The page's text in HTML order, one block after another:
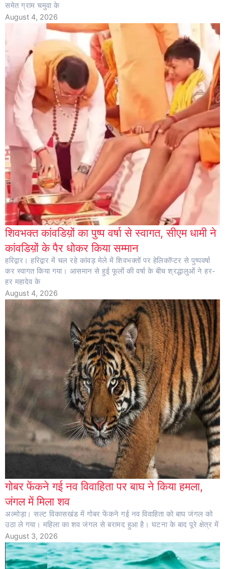
समेत ग्राम चमुवा के
August 4, 2026
शिवभक्त कांवडिय़ों का पुष्प वर्षा से स्वागत, सीएम धामी ने
कांवडिय़ों के पैर धोकर किया सम्मान
हरिद्वार। हरिद्वार में चल रहे कांवड़ मेले में शिवभक्तों पर हेलिकॉप्टर से पुष्पवर्षा
कर स्वागत किया गया। आसमान से हुई फूलों की वर्षा के बीच श्रद्धालुओं ने हर-
हर महादेव के
August 4, 2026
गोबर फेंकने गई नव विवाहिता पर बाघ ने किया हमला,
जंगल में मिला शव
अल्मोड़ा। सल्ट विकासखंड में गोबर फेंकने गई नव विवाहिता को बाघ जंगल को
उठा ले गया। महिला का शव जंगल से बरामद हुआ है। घटना के बाद पूरे क्षेत्र में
August 3, 2026